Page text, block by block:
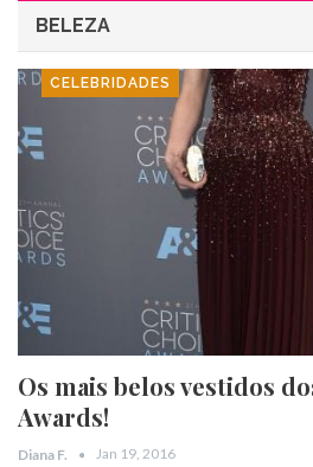
BELEZA
CELEBRIDADES
Os mais belos vestidos
Awards!
Diana F. Jan 19, 2016